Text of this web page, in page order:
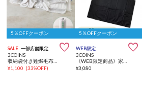
5％OFFクーポン
SALE 一部店舗限定 
3COINS
¥1,100 (33%OFF)
5％OFFクーポン
WEB限定 
3COINS
¥3,080